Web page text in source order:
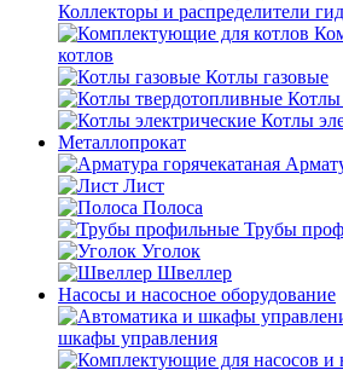
Коллекторы и распределители
котлов
Котлы газовые
Котлы
Котлы
Металлопрокат
Лист
Полоса
Трубы
Уголок
Швеллер
Насосы и насосное оборудование
шкафы управления